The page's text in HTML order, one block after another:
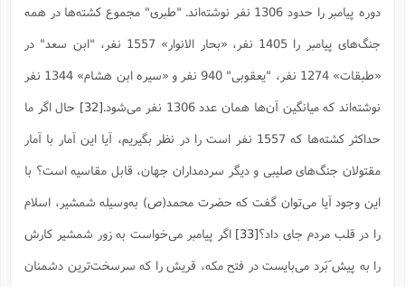
دوره پیامبر را حدود 1306 نفر نوشته‌اند. "طبری" مجموع کشته‌ها در همه
جنگ‌های پیامبر را 1405 نفر، «بحار الانوار» 1557 نفر، "ابن سعد" در
«طبقات» 1274 نفر، "یعقوبی" 940 نفر و «سیره ابن هشام» 1344 نفر
نوشته‌اند که میانگین آن‌ها همان عدد 1306 نفر می‌شود.
[32]
حال اگر ما
حداکثر کشته‌ها که 1557 نفر است را در نظر بگیریم، آیا این آمار با آمار
مقتولان جنگ‌های صلیبی و دیگر سردمداران جهان، قابل مقاسیه است؟ با
این وجود آیا می‌توان گفت که حضرت محمد(ص) به‌وسیله شمشیر، اسلام
را در قلب مردم جای داد؟[33]
اگر پیامبر می‌خواست به زور شمشیر کارش
را به پیش َبَرد می‌بایست در فتح مکه، قریش را که سرسخت‌ترین دشمنان